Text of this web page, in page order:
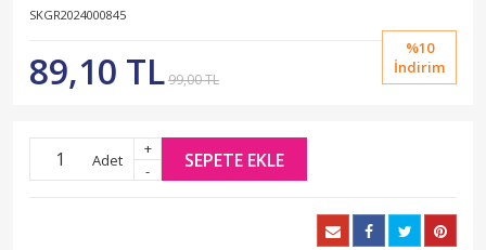
SKGR2024000845
%10
İndirim
89,10 TL99,00 TL
Adet
+
-
SEPETE EKLE